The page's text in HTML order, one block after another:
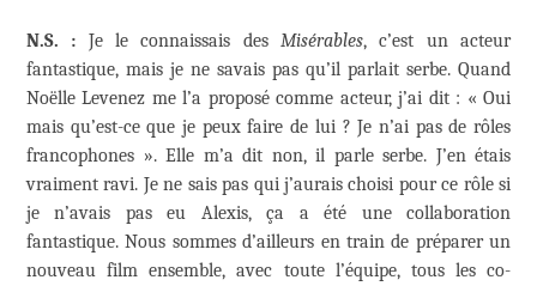
N.S. : Je le connaissais desMisérables, c’est un acteur
fantastique, mais je ne savais pas qu’il parlait serbe. Quand
Noëlle Levenez me l’a proposé comme acteur, j’ai dit : « Oui
mais qu’est-ce que je peux faire de lui ? Je n’ai pas de rôles
francophones ». Elle m’a dit non, il parle serbe. J’en étais
vraiment ravi. Je ne sais pas qui j’aurais choisi pour ce rôle si
je n’avais pas eu Alexis, ça a été une collaboration
fantastique. Nous sommes d’ailleurs en train de préparer un
nouveau film ensemble, avec toute l’équipe, tous les co-